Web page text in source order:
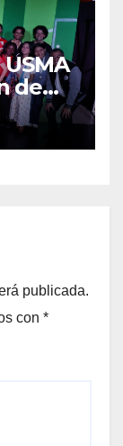
de
publicada.
con *